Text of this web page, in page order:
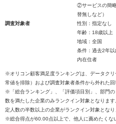
②サービスの簡
替無しなど）
調査対象者
性別：指定なし
年齢：18歳以上
地域：全国
条件：過去2年
内在住者
※オリコン顧客満足度ランキングは、データク
常値を排除）および調査対象者条件から外れた回
※「総合ランキング」、「評価項目別」、部門
数を満たした企業のみランクイン対象となりま
定人数の半数以上の企業がランクイン対象となり
※総合得点が60.00点以上で、他人に薦めたくな